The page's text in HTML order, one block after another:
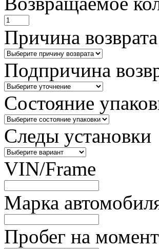
Причина возврата
Подпричина
Состояние
Следы установки
VIN/Frame
Марка
Пробег на